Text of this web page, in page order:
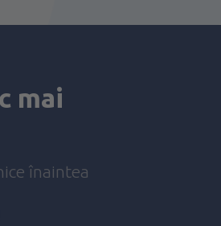
mai
înaintea